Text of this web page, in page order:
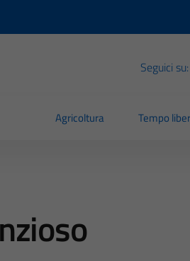
Seguici su:
Agricoltura Tempo